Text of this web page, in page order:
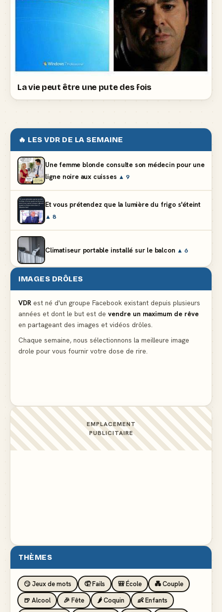
La vie peut être une pute des fois
🔥 LES VDR DE LA SEMAINE
Une femme blonde consulte son médecin pour une
ligne noire aux cuisses ▲ 9
Et vous prétendez que la lumière du frigo s'éteint
▲ 8
Climatiseur portable installé sur le balcon ▲ 6
Le mendiant revient avec un livre de cuisine ▲ 5
Ne pleure pas mon Martin, c'est juste du football
IMAGES DRÔLES
VDR est né d'un groupe Facebook existant depuis plusieurs
années et dont le but est de vendre un maximum de rêve
en partageant des images et vidéos drôles.
Chaque semaine, nous sélectionnons la meilleure image
drole pour vous fournir votre dose de rire.
EMPLACEMENT
PUBLICITAIRE
THÈMES
😏 Jeux de mots 🤦 Fails 🎒 École
💑 Couple
🍺 Alcool
🎉 Fête 🌶️ Coquin
👶 Enfants